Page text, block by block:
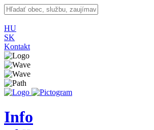
HU
SK
Kontakt
Info